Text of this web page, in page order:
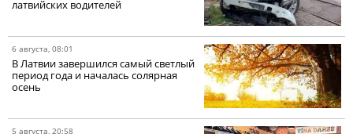
латвийских водителей
6 августа, 08:01
В Латвии завершился самый светлый
период года и началась солярная
осень
5 августа, 20:58